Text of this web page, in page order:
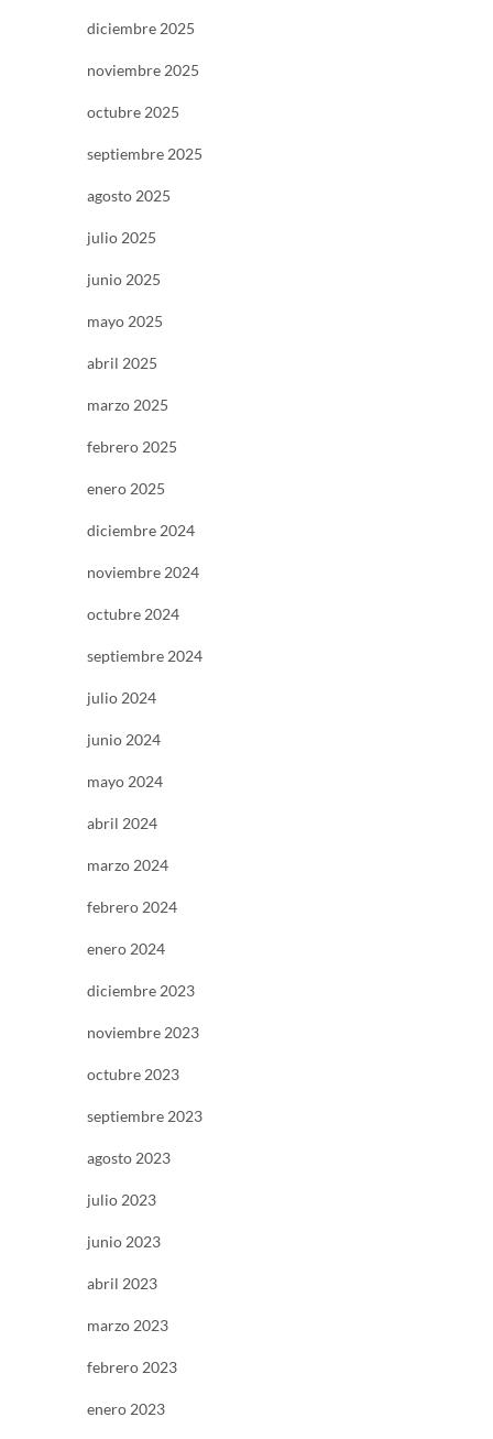
diciembre 2025
noviembre 2025
octubre 2025
septiembre 2025
agosto 2025
julio 2025
junio 2025
mayo 2025
abril 2025
marzo 2025
febrero 2025
enero 2025
diciembre 2024
noviembre 2024
octubre 2024
septiembre 2024
julio 2024
junio 2024
mayo 2024
abril 2024
marzo 2024
febrero 2024
enero 2024
diciembre 2023
noviembre 2023
octubre 2023
septiembre 2023
agosto 2023
julio 2023
junio 2023
abril 2023
marzo 2023
febrero 2023
enero 2023